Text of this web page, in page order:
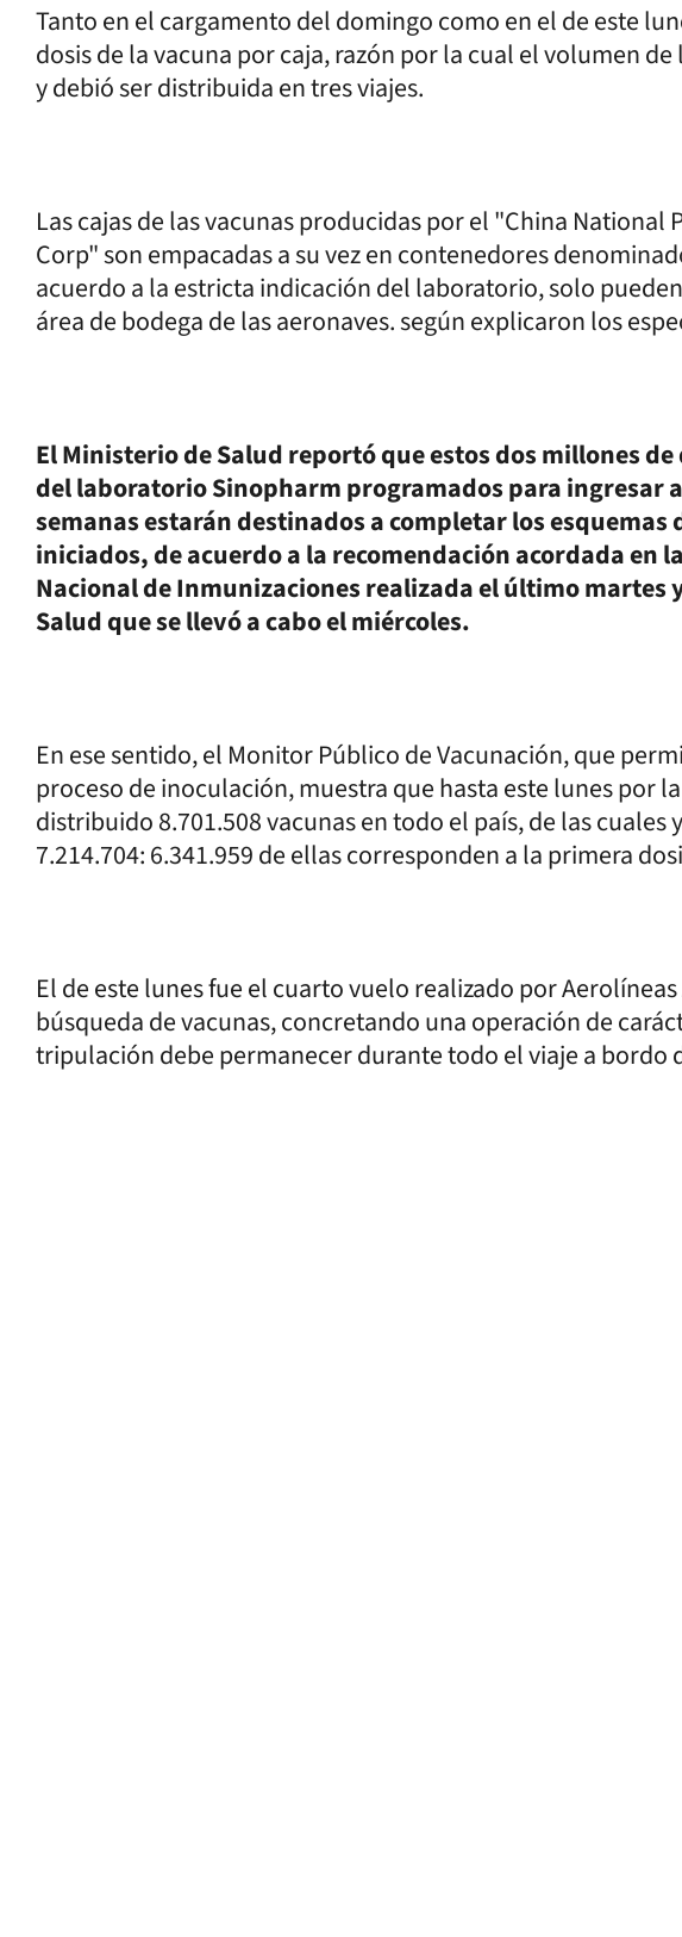
Tanto en el cargamento del domingo como en el de este
dosis de la vacuna por caja, razón por la cual el volumen
y debió ser distribuida en tres viajes.
Las cajas de las vacunas producidas por el "China
Corp" son empacadas a su vez en contenedores
acuerdo a la estricta indicación del laboratorio, solo
área de bodega de las aeronaves. según explicaron los
El Ministerio de Salud reportó que estos dos millones de
del laboratorio Sinopharm programados para ingresar
semanas estarán destinados a completar los esquemas
iniciados, de acuerdo a la recomendación acordada en
Nacional de Inmunizaciones realizada el último martes
Salud que se llevó a cabo el miércoles.
En ese sentido, el Monitor Público de Vacunación, que
proceso de inoculación, muestra que hasta este lunes por
distribuido 8.701.508 vacunas en todo el país, de las cuales
7.214.704: 6.341.959 de ellas corresponden a la primera
El de este lunes fue el cuarto vuelo realizado por
búsqueda de vacunas, concretando una operación de
tripulación debe permanecer durante todo el viaje a bordo